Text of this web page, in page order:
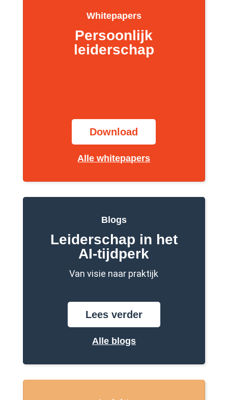
Whitepapers
Persoonlijk
leiderschap
Download
Alle whitepapers
Blogs
Leiderschap in het
AI-tijdperk
Van visie naar praktijk
Lees verder
Alle blogs